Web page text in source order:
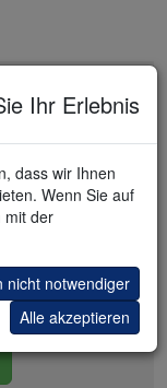
und Signale
Ihr Erlebnis
dass wir Ihnen
Wenn Sie auf
mit der
nicht notwendiger
Alle akzeptieren